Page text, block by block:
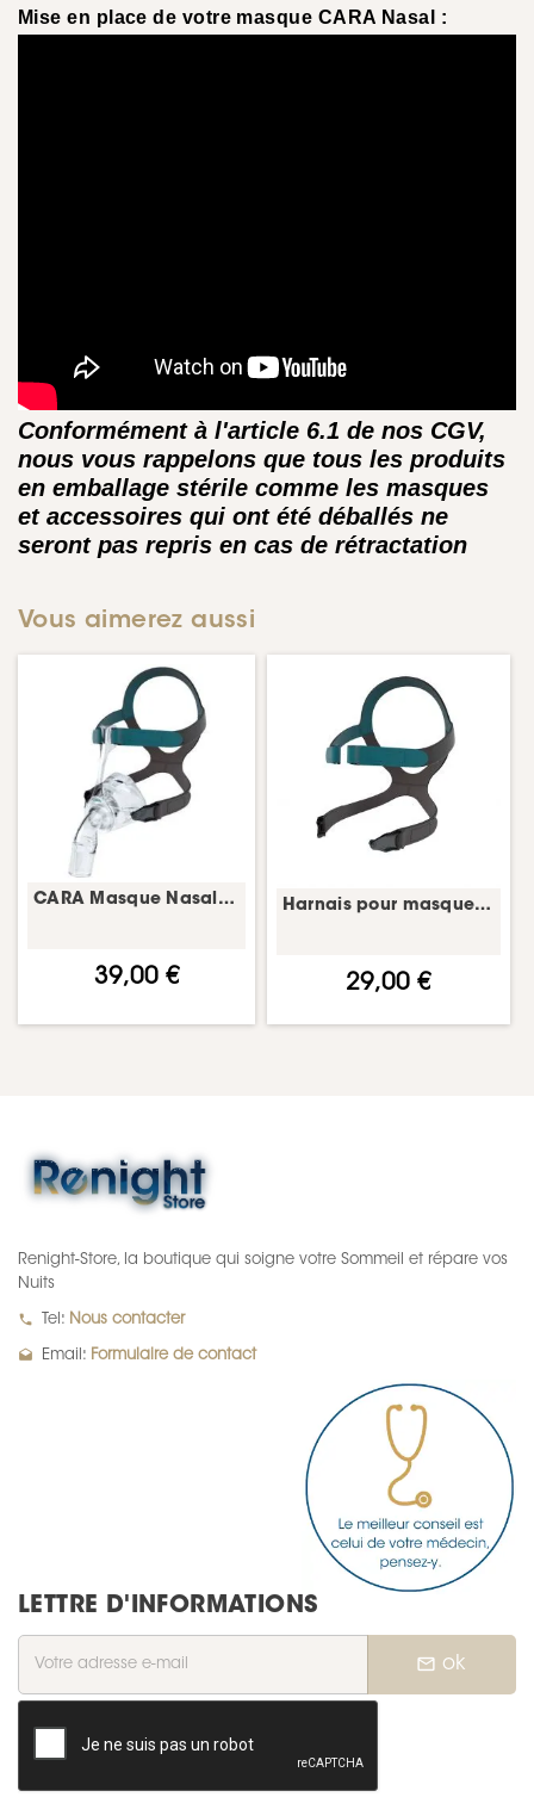
Mise en place de votre masque CARA Nasal :
Conformément à l'article 6.1 de nos CGV,
nous vous rappelons que tous les produits
en emballage stérile comme les masques
et accessoires qui ont été déballés ne
seront pas repris en cas de rétractation
Vous aimerez aussi
CARA Masque Nasal – kit annuel – masque PPC complet – Löwenstein
39,00 €
Harnais pour masque CARA nasal – harnais masque CPAP – Löwenstein
29,00 €
Renight-Store, la boutique qui soigne votre Sommeil et répare vos
Nuits
local_phone Tel: Nous contacter
drafts Email: Formulaire de contact
LETTRE D'INFORMATIONS
mail_outline ok